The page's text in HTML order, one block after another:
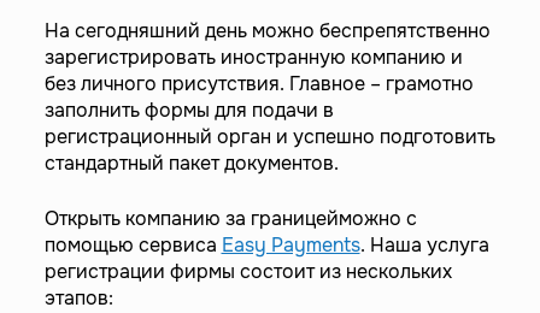
На сегодняшний день можно беспрепятственно
зарегистрировать иностранную компанию и
без личного присутствия. Главное – грамотно
заполнить формы для подачи в
регистрационный орган и успешно подготовить
стандартный пакет документов.
Открыть компанию за границейможно с
помощью сервиса Easy Payments. Наша услуга
регистрации фирмы состоит из нескольких
этапов: